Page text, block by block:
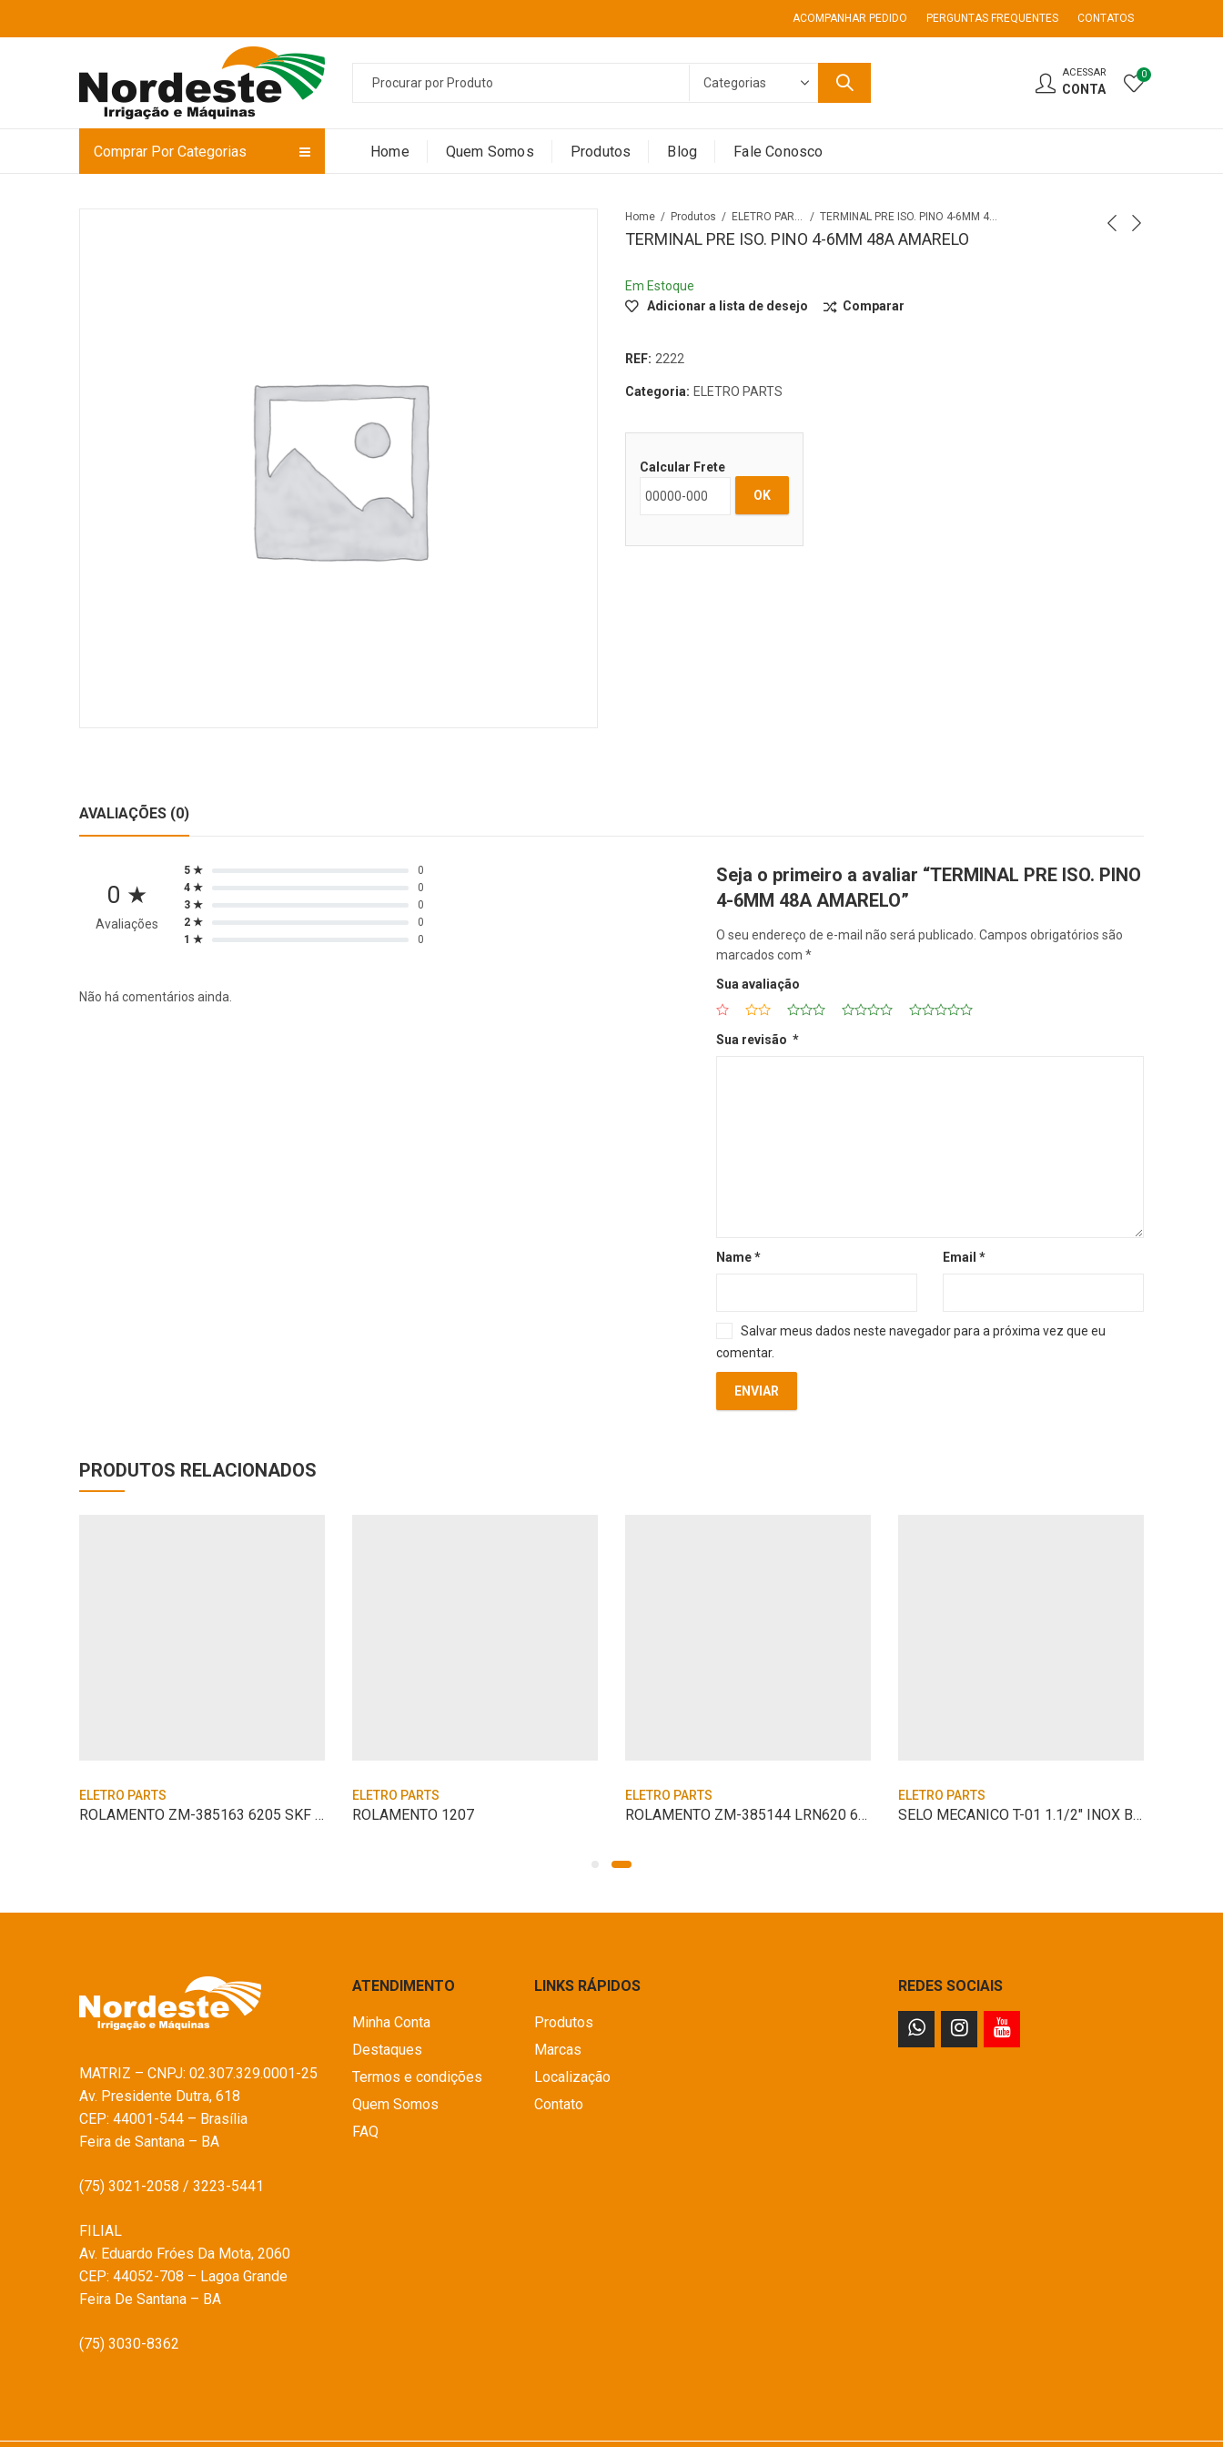
ACOMPANHAR PEDIDO PERGUNTAS FREQUENTES CONTATOS
ACESSAR
CONTA
0
Comprar Por Categorias Home Quem Somos Produtos Blog Fale Conosco
Home Produtos ELETRO PARTS TERMINAL PRE ISO. PINO 4-6MM 48A AMARELO
TERMINAL PRE ISO. PINO 4-6MM 48A AMARELO
Em Estoque
Adicionar a lista de desejo
Comparar
REF: 2222
Categoria: ELETRO PARTS
Calcular Frete
OK
AVALIAÇÕES (0)
0 ★
Avaliações
5 ★
0
4 ★
0
3 ★
0
2 ★
0
1 ★
0
Não há comentários ainda.
Seja o primeiro a avaliar “TERMINAL PRE ISO. PINO
4-6MM 48A AMARELO”
O seu endereço de e-mail não será publicado. Campos obrigatórios são
marcados com *
Sua avaliação
Sua revisão *
Name* Email *
Salvar meus dados neste navegador para a próxima vez que eu
comentar.
PRODUTOS RELACIONADOS
ELETRO PARTS
ROLAMENTO ZM-385163 6205 SKF 25L
ELETRO PARTS
ROLAMENTO 1207
ELETRO PARTS
ROLAMENTO ZM-385144 LRN620 61P MANCAL
ELETRO PARTS
SELO MECANICO T-01 1.1/2″ INOX BUNA
MATRIZ – CNPJ: 02.307.329.0001-25
Av. Presidente Dutra, 618
CEP: 44001-544 – Brasília
Feira de Santana – BA
(75) 3021-2058 / 3223-5441
FILIAL
Av. Eduardo Fróes Da Mota, 2060
CEP: 44052-708 – Lagoa Grande
Feira De Santana – BA
(75) 3030-8362
ATENDIMENTO
Minha Conta
Destaques
Termos e condições
Quem Somos
FAQ
LINKS RÁPIDOS
Produtos
Marcas
Localização
Contato
REDES SOCIAIS